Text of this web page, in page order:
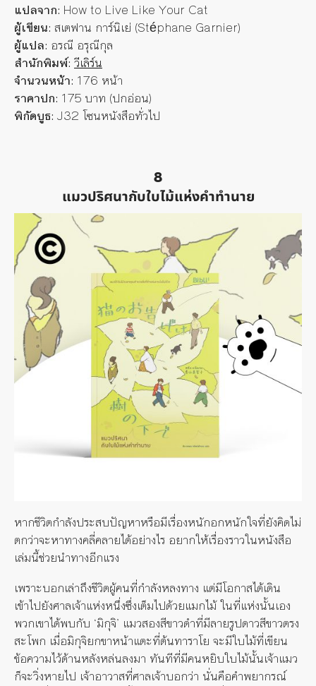
แปลจาก: How to Live Like Your Cat
ผู้เขียน: สเตฟาน การ์นิเย่ (Stéphane Garnier)
ผู้แปล: อรณี อรุณีกุล
สำนักพิมพ์: วีเลิร์น
จำนวนหน้า: 176 หน้า
ราคาปก: 175 บาท (ปกอ่อน)
พิกัดบูธ: J32 โซนหนังสือทั่วไป
8
แมวปริศนากับใบไม้แห่งคำทำนาย
หากชีวิตกำลังประสบปัญหาหรือมีเรื่องหนักอกหนักใจที่ยังคิดไม่
ตกว่าจะหาทางคลี่คลายได้อย่างไร อยากให้เรื่องราวในหนังสือ
เล่มนี้ช่วยนำทางอีกแรง
เพราะบอกเล่าถึงชีวิตผู้คนที่กำลังหลงทาง แต่มีโอกาสได้เดิน
เข้าไปยังศาลเจ้าแห่งหนึ่งซึ่งเต็มไปด้วยแมกไม้ ในที่แห่งนั้นเอง
พวกเขาได้พบกับ ‘มิกุจิ’ แมวสองสีขาวดำที่มีลายรูปดาวสีขาวตรง
สะโพก เมื่อมิกุจิยกขาหน้าแตะที่ต้นทาราโย จะมีใบไม้ที่เขียน
ข้อความไว้ด้านหลังหล่นลงมา ทันทีที่มีคนหยิบใบไม้นั้นเจ้าแมว
ก็จะวิ่งหายไป เจ้าอาวาสที่ศาลเจ้าบอกว่า นั่นคือคำพยากรณ์